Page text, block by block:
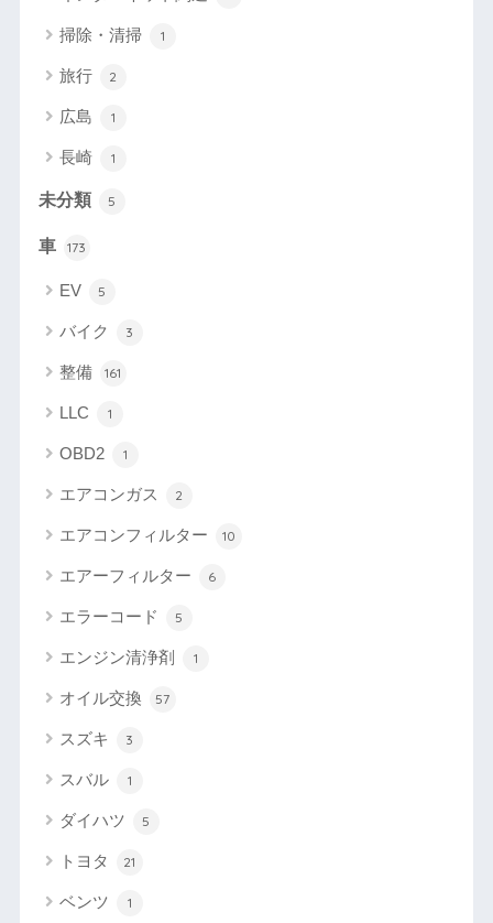
掃除・清掃 1
旅行 2
広島 1
長崎 1
未分類 5
車 173
EV 5
バイク 3
整備 161
LLC 1
OBD2 1
エアコンガス 2
エアコンフィルター 10
エアーフィルター 6
エラーコード 5
エンジン清浄剤 1
オイル交換 57
スズキ 3
スバル 1
ダイハツ 5
トヨタ 21
ベンツ 1